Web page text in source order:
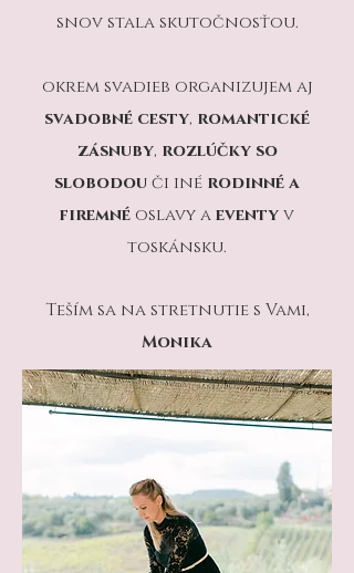
snov stala skutočnosťou.
okrem svadieb organizujem aj
svadobné cesty, romantické
zásnuby, rozlúčky so
slobodouči iné rodinnéa
firemné oslavy aeventyv
toskánsku.
Teším sa na stretnutie s Vami,
Monika